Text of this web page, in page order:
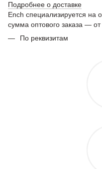
Подробнее о доставке
Ench специализируется на
сумма оптового заказа —
По реквизитам